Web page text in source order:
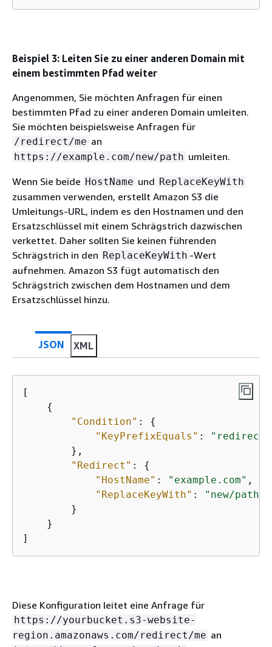
Beispiel 3: Leiten Sie zu einer anderen Domain mit
einem bestimmten Pfad weiter
Angenommen, Sie möchten Anfragen für einen
bestimmten Pfad zu einer anderen Domain umleiten.
Sie möchten beispielsweise Anfragen für
/redirect/me an
https://example.com/new/path umleiten.
Wenn Sie beide HostName und ReplaceKeyWith
zusammen verwenden, erstellt Amazon S3 die
Umleitungs-URL, indem es den Hostnamen und den
Ersatzschlüssel mit einem Schrägstrich dazwischen
verkettet. Daher sollten Sie keinen führenden
Schrägstrich in den ReplaceKeyWith -Wert
aufnehmen. Amazon S3 fügt automatisch den
Schrägstrich zwischen dem Hostnamen und dem
Ersatzschlüssel hinzu.
JSON XML
[
{
"Condition" : {
"KeyPrefixEquals" :
"redirect/
        },
"Redirect" : {
"HostName" : "example.com" ,
"ReplaceKeyWith" :
"new/path"
        }
    }
Diese Konfiguration leitet eine Anfrage für
https://yourbucket.s3-website-
region.amazonaws.com/redirect/me an